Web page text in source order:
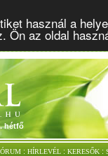
használ a
Ön az oldal
hétfő
: HÍRLEVÉL : KERESŐK :